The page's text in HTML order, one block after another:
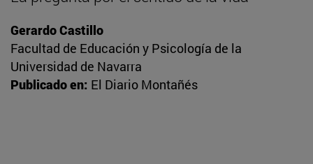
Gerardo Castillo
Facultad de Educación y Psicología de la
Universidad de Navarra
Publicado en: El Diario Montañés